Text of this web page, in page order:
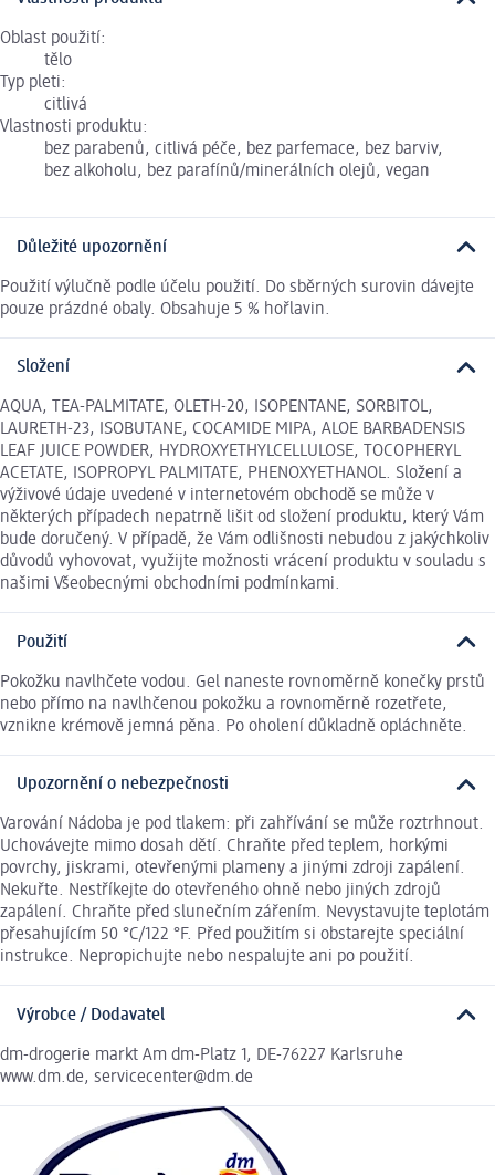
Oblast použití:
tělo
Typ pleti:
citlivá
Vlastnosti produktu:
bez parabenů, citlivá péče, bez parfemace, bez barviv,
bez alkoholu, bez parafínů/minerálních olejů, vegan
Důležité upozornění
Použití výlučně podle účelu použití. Do sběrných surovin dávejte
pouze prázdné obaly. Obsahuje 5 % hořlavin.
Složení
AQUA, TEA-PALMITATE, OLETH-20, ISOPENTANE, SORBITOL,
LAURETH-23, ISOBUTANE, COCAMIDE MIPA, ALOE BARBADENSIS
LEAF JUICE POWDER, HYDROXYETHYLCELLULOSE, TOCOPHERYL
ACETATE, ISOPROPYL PALMITATE, PHENOXYETHANOL. Složení a
výživové údaje uvedené v internetovém obchodě se může v
některých případech nepatrně lišit od složení produktu, který Vám
bude doručený. V případě, že Vám odlišnosti nebudou z jakýchkoliv
důvodů vyhovovat, využijte možnosti vrácení produktu v souladu s
našimi Všeobecnými obchodními podmínkami.
Použití
Pokožku navlhčete vodou. Gel naneste rovnoměrně konečky prstů
nebo přímo na navlhčenou pokožku a rovnoměrně rozetřete,
vznikne krémově jemná pěna. Po oholení důkladně opláchněte.
Upozornění o nebezpečnosti
Varování Nádoba je pod tlakem: při zahřívání se může roztrhnout.
Uchovávejte mimo dosah dětí. Chraňte před teplem, horkými
povrchy, jiskrami, otevřenými plameny a jinými zdroji zapálení.
Nekuřte. Nestříkejte do otevřeného ohně nebo jiných zdrojů
zapálení. Chraňte před slunečním zářením. Nevystavujte teplotám
přesahujícím 50 °C/122 °F. Před použitím si obstarejte speciální
instrukce. Nepropichujte nebo nespalujte ani po použití.
Výrobce / Dodavatel
dm-drogerie markt Am dm-Platz 1, DE-76227 Karlsruhe
www.dm.de, servicecenter@dm.de